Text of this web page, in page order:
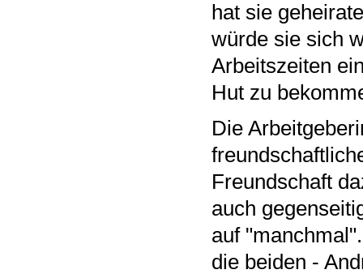
hat sie
würde sie sich
Arbeitszeiten
Hut zu
Die
Freundschaft
auch
auf
die beiden -